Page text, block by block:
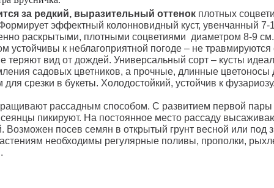
за редкий, выразительный оттенок плотных
эффектный колонновидный куст, увенчанный 7-
раскрытыми, плотными соцветиями диаметром 8-9
устойчивы к неблагоприятной погоде – не
теряют вид от дождей. Универсальный сорт – кусты
садовых цветников, а прочные, длинные цветоносы
срезки в букеты. Холодостойкий, устойчив к
рассадным способом. С развитием первой пары
сеянцы пикируют. На постоянное место рассаду
Возможен посев семян в открытый грунт весной или под
необходимы регулярные поливы, прополки,